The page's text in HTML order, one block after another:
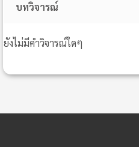
บทวิจารณ์
ยังไม่มีคำวิจารณ์ใดๆ